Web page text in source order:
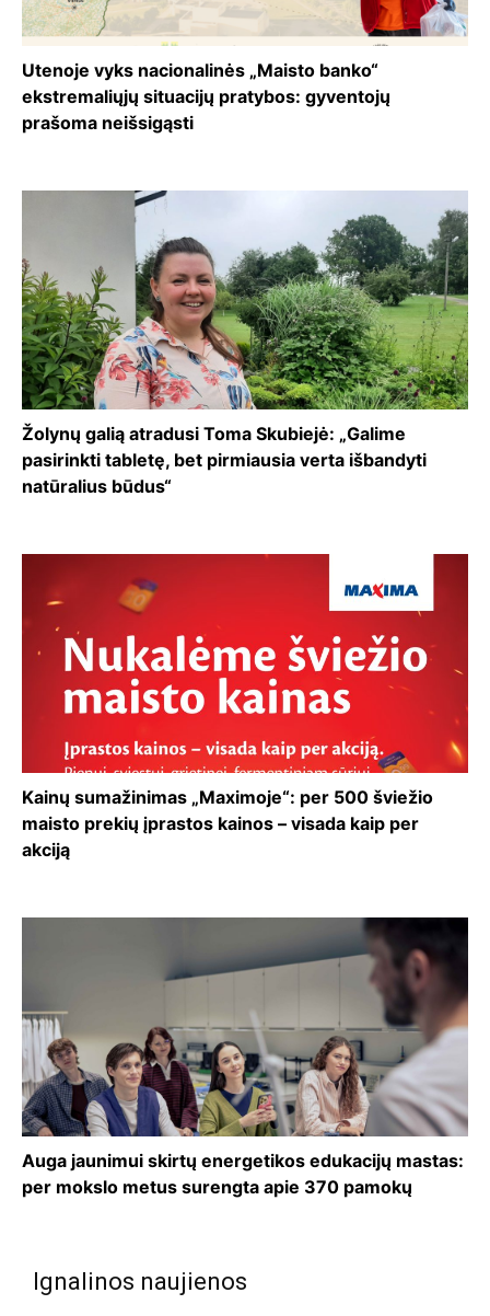
Utenoje vyks nacionalinės „Maisto banko“
ekstremaliųjų situacijų pratybos: gyventojų
prašoma neišsigąsti
Žolynų galią atradusi Toma Skubiejė: „Galime
pasirinkti tabletę, bet pirmiausia verta išbandyti
natūralius būdus“
Kainų sumažinimas „Maximoje“: per 500 šviežio
maisto prekių įprastos kainos – visada kaip per
akciją
Auga jaunimui skirtų energetikos edukacijų mastas:
per mokslo metus surengta apie 370 pamokų
Ignalinos naujienos